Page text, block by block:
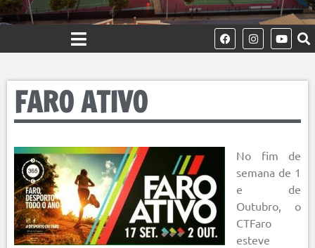
FARO ATIVO
No fim de
semana de 1
e de
Outubro, o
CTFaro
esteve